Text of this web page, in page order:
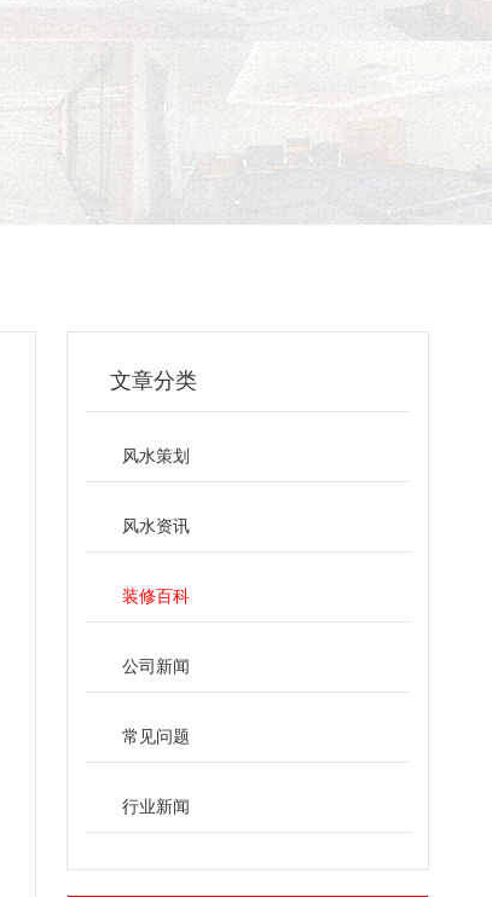
文章分类
风水策划
风水资讯
装修百科
公司新闻
常见问题
行业新闻